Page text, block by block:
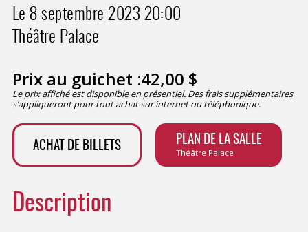
Le 8 septembre 2023 20:00
Théâtre Palace
Prix au guichet :42,00 $
Le prix affiché est disponible en présentiel. Des frais supplémentaires
s’appliqueront pour tout achat sur internet ou téléphonique.
ACHAT DE BILLETS PLAN DE LA SALLE
Théâtre Palace
Description